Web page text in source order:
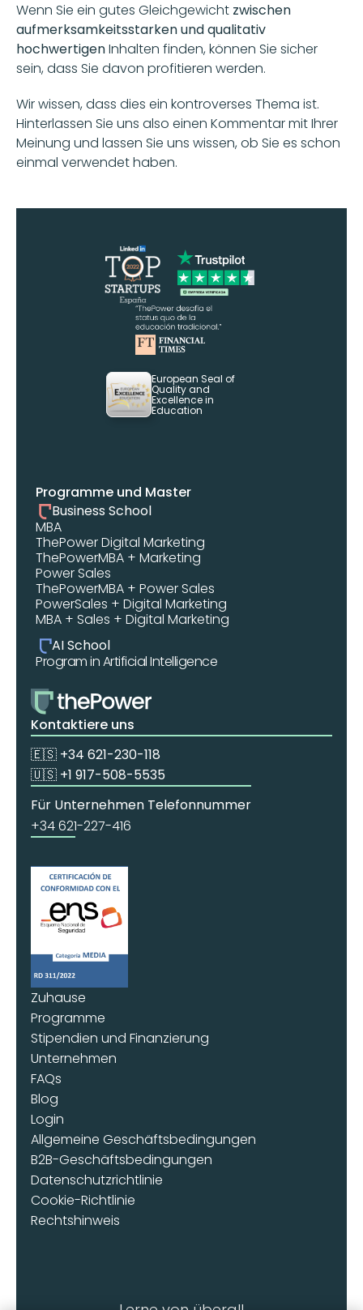
Wenn Sie ein gutes Gleichgewicht zwischen
aufmerksamkeitsstarken und qualitativ
hochwertigen Inhalten finden, können Sie sicher
sein, dass Sie davon profitieren werden.
Wir wissen, dass dies ein kontroverses Thema ist.
Hinterlassen Sie uns also einen Kommentar mit Ihrer
Meinung und lassen Sie uns wissen, ob Sie es schon
einmal verwendet haben.
European Seal of
Quality and
Excellence in
Education
Programme und Master
Business School
MBA
ThePower Digital Marketing
ThePowerMBA + Marketing
Power Sales
ThePowerMBA + Power Sales
PowerSales + Digital Marketing
MBA + Sales + Digital Marketing
AI School
Program in Artificial Intelligence
Kontaktiere uns
🇪🇸 +34 621-230-118
🇺🇸 +1 917-508-5535
Für Unternehmen Telefonnummer
+34 621-227-416
Zuhause
Programme
Stipendien und Finanzierung
Unternehmen
FAQs
Blog
Login
Allgemeine Geschäftsbedingungen
B2B-Geschäftsbedingungen
Datenschutzrichtlinie
Cookie-Richtlinie
Rechtshinweis